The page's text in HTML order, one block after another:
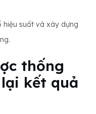
hiệu suất và xây dựng
thống
kết quả